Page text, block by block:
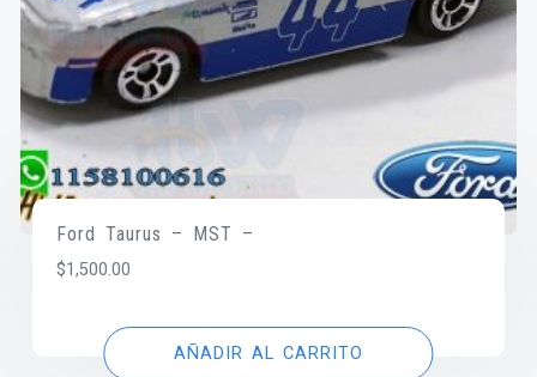
Ford Taurus – MST –
$1,500.00
AÑADIR AL CARRITO